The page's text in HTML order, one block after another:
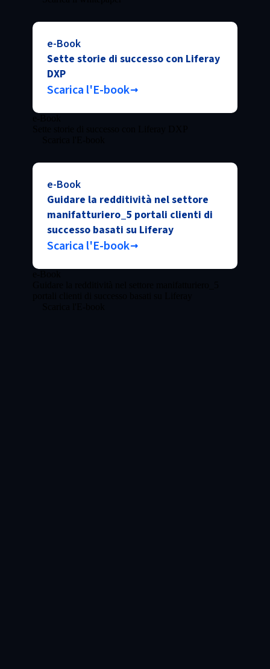
e-Book
Sette storie di successo con Liferay
DXP
Scarica l'E-book
e-Book
Guidare la redditività nel settore
manifatturiero_5 portali clienti di
successo basati su Liferay
Scarica l'E-book